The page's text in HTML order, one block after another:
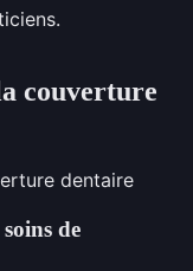
couverture
de